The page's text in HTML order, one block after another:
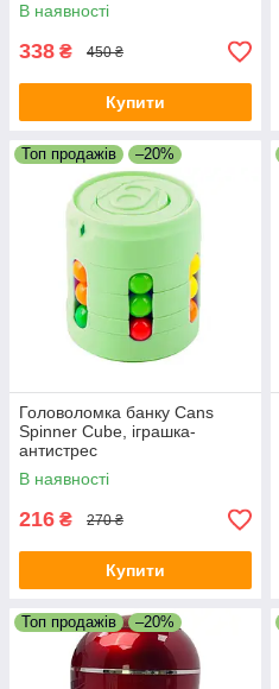
В наявності
338 ₴ 450 ₴
Купити
Топ продажів –20%
Головоломка банку Cans
Spinner Cube, іграшка-
антистрес
В наявності
216 ₴ 270 ₴
Купити
Топ продажів –20%